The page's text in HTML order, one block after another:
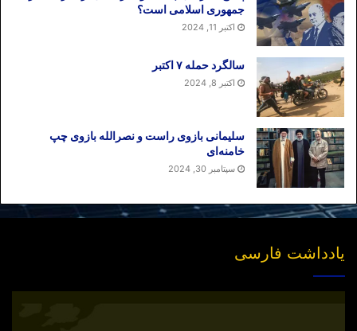
جمهوری اسلامی است؟
اکتبر 11, 2024
سالگرد حمله ۷ اکتبر
اکتبر 8, 2024
سلیمانی بازوی راست و نصرالله بازوی چپ
خامنه‌ای
سپتامبر 30, 2024
یادداشت فارسی